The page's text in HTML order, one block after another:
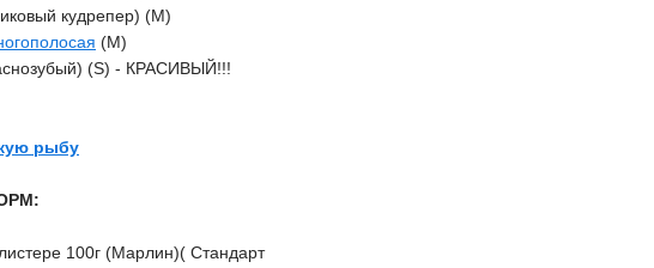
кудрепер) (M)
(M)
(S) - КРАСИВЫЙ!!!
рыбу
100г (Марлин)( Стандарт